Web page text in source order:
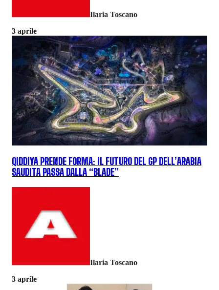
Ilaria Toscano
3 aprile
QIDDIYA PRENDE FORMA: IL FUTURO DEL GP DELL’ARABIA
SAUDITA PASSA DALLA “BLADE”
Ilaria Toscano
3 aprile